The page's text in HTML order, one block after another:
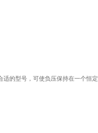
的型号，可使负压保持在一个恒定